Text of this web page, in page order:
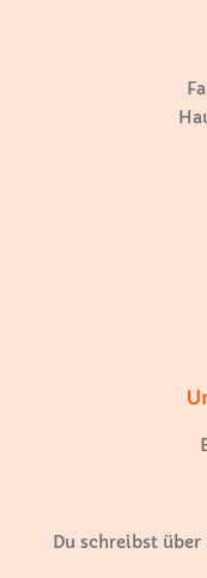
Du schreibst